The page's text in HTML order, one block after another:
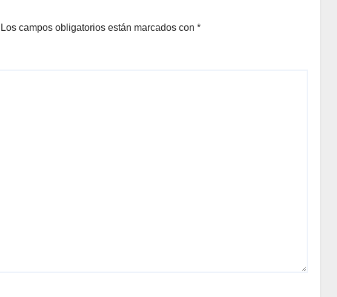
Los campos obligatorios están marcados con *